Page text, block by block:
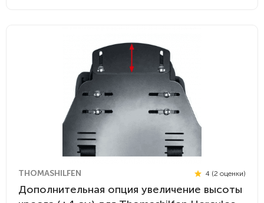
THOMASHILFEN 4 (2 оценки)
Дополнительная опция увеличение высоты